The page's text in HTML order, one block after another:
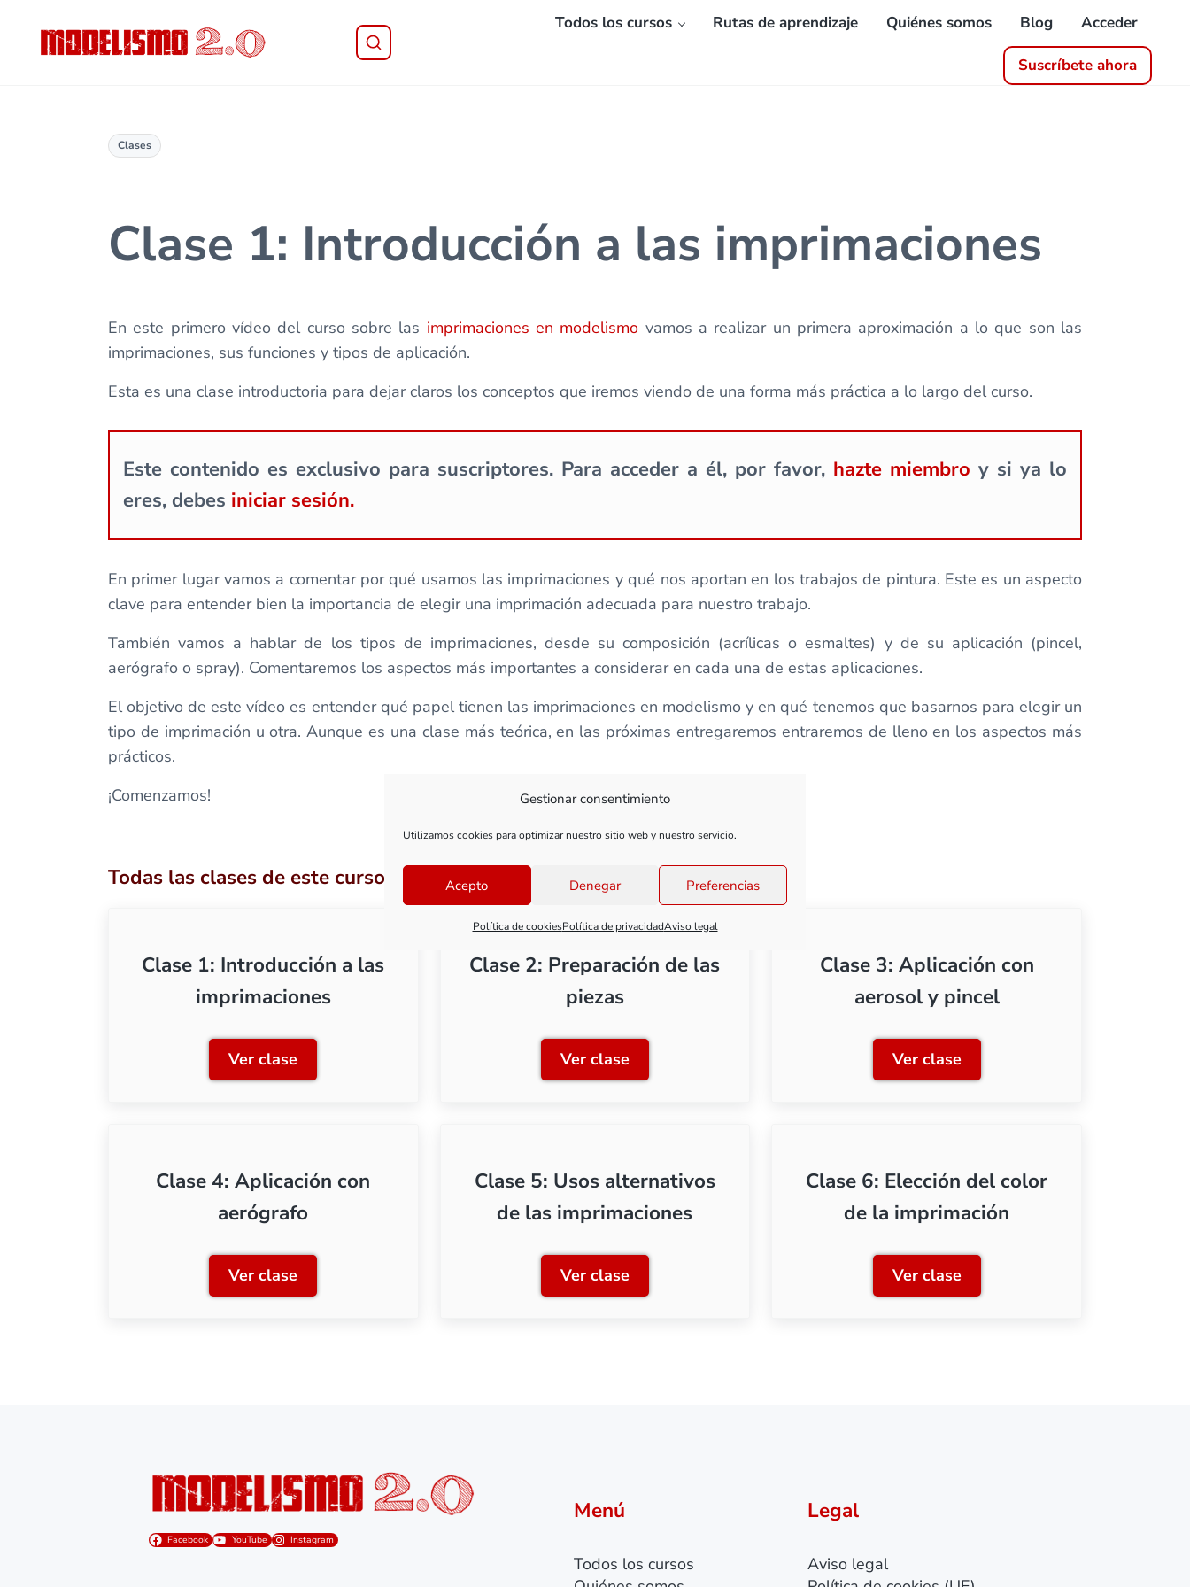
Gestionar consentimiento
Utilizamos cookies para optimizar nuestro sitio web y nuestro servicio.
Acepto Denegar Preferencias
Política de cookiesPolítica de privacidadAviso legal
Todos los cursos Rutas de aprendizaje Quiénes somos Blog Acceder
Suscríbete ahora
Clases
Clase 1: Introducción a las imprimaciones
En este primero vídeo del curso sobre las imprimaciones en modelismo vamos a realizar un primera aproximación a lo que son las
imprimaciones, sus funciones y tipos de aplicación.
Esta es una clase introductoria para dejar claros los conceptos que iremos viendo de una forma más práctica a lo largo del curso.
Este contenido es exclusivo para suscriptores. Para acceder a él, por favor, hazte miembro y si ya lo
eres, debes iniciar sesión.
En primer lugar vamos a comentar por qué usamos las imprimaciones y qué nos aportan en los trabajos de pintura. Este es un aspecto
clave para entender bien la importancia de elegir una imprimación adecuada para nuestro trabajo.
También vamos a hablar de los tipos de imprimaciones, desde su composición (acrílicas o esmaltes) y de su aplicación (pincel,
aerógrafo o spray). Comentaremos los aspectos más importantes a considerar en cada una de estas aplicaciones.
El objetivo de este vídeo es entender qué papel tienen las imprimaciones en modelismo y en qué tenemos que basarnos para elegir un
tipo de imprimación u otra. Aunque es una clase más teórica, en las próximas entregaremos entraremos de lleno en los aspectos más
prácticos.
¡Comenzamos!
Todas las clases de este curso
Clase 1: Introducción a las
imprimaciones
Ver claseClase 1: Introducción a las imprimaciones
Clase 2: Preparación de las
piezas
Ver claseClase 2: Preparación de las piezas
Clase 3: Aplicación con
aerosol y pincel
Ver claseClase 3: Aplicación con aerosol y
Clase 4: Aplicación con
aerógrafo
Ver claseClase 4: Aplicación con aerógrafo
Clase 5: Usos alternativos
de las imprimaciones
Ver claseClase 5: Usos alternativos de las imprimaciones
Clase 6: Elección del color
de la imprimación
Ver claseClase 6: Elección del color de la
Facebook YouTube Instagram
Menú
Todos los cursos
Legal
Aviso legal